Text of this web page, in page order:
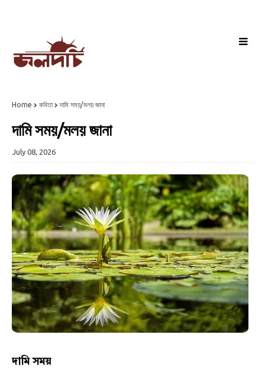
Home কবিতা দামি সময়/মলয় জানা
দামি সময়/মলয় জানা
July 08, 2026
দামি সময়